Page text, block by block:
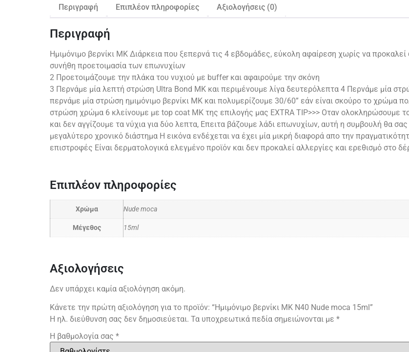
Περιγραφή Επιπλέον πληροφορίες Αξιολογήσεις (0)
Περιγραφή
Ημιμόνιμο βερνίκι ΜΚ Διάρκεια που ξεπερνά τις 4 εβδομάδες, εύκολη αφαίρεση χωρίς να
συνήθη προετοιμασία των επωνυχίων
2 Προετοιμάζουμε την πλάκα του νυχιού με buffer και αφαιρούμε την σκόνη
3 Περνάμε μία λεπτή στρώση Ultra Bond MK και περιμένουμε λίγα δευτερόλεπτα 4 Περνάμε μία
περνάμε μία στρώση ημιμόνιμο βερνίκι ΜΚ και πολυμερίζουμε 30/60” εάν είναι σκούρο το χρώμα
στρώση χρώμα 6 κλείνουμε με top coat ΜΚ της επιλογής μας EXTRA TIP>>> Οταν ολοκληρώσουμε
και δεν αγγίζουμε τα νύχια για δύο λεπτα, Επειτα βάζουμε λάδι επωνυχίων, αυτή η συμβουλή θα
μεγαλύτερο χρονικό διάστημα Η εικόνα ενδέχεται να έχει μία μικρή διαφορά απο την
επιστροφές Είναι δερματολογικά ελεγμένο προϊόν και δεν προκαλεί αλλεργίες και ερεθισμό στο
Επιπλέον πληροφορίες
Χρώμα Nude moca
Μέγεθος 15ml
Αξιολογήσεις
Δεν υπάρχει καμία αξιολόγηση ακόμη.
Κάνετε την πρώτη αξιολόγηση για το προϊόν: “Ημιμόνιμο βερνίκι ΜΚ Ν40 Nude moca 15ml”
Η ηλ. διεύθυνση σας δεν δημοσιεύεται. Τα υποχρεωτικά πεδία σημειώνονται με *
Η βαθμολογία σας *